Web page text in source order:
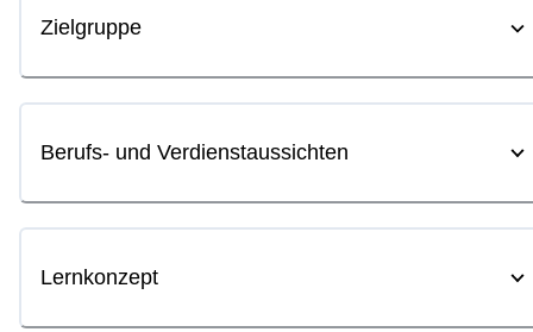
Zielgruppe
Berufs- und Verdienstaussichten
Lernkonzept